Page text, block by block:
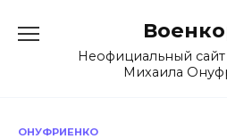
содержаниюНеофициальный
Михаила
ОНУФРИЕНКО